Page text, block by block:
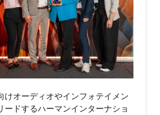
けオーディオやインフォテイメン
ードするハーマンインターナショ